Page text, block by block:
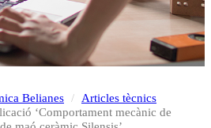
Belianes
Articles tècnics
‘Comportament mecànic de